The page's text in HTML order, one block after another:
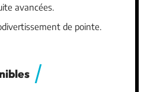
avancées.
de pointe.